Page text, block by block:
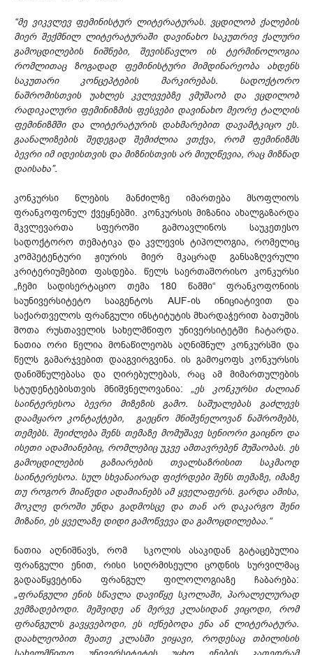
“მე ვიკვლევ ფემინისტურ ლიტერატურას. ვცდილობ ქალების
მიერ შექმნილ ლიტერატურაში დავინახო საკუთრივ ქალური
გამოცდილების ნიშნები, შევისწავლო ის ტერმინოლოგია
რომლითაც ზოგადად ფემინისტური მიმდინარეობა ახდენს
საკუთარი კონცეპტების მარკირებას. სადოქტორო
ნაშრომისთვის უახლეს კვლევებზე ვმუშაობ და ვცდილობ
რადიკალური ფემინიზმის ფესვები დავინახო მეორე ტალღის
ფემინიზმში და ლიტერატურის დახმარებით დავამტკიცო ეს.
გაანალიზების შედეგად შემიძლია ვთქვა, რომ ფემინიზმს
ბევრი იმ იდეისთვის და მიზნისთვის არ მიუღწევია, რაც მიზნად
დაისახა”.
კონკურსი წლების მანძილზე იმართება მსოფლიოს
ფრანკოფონულ ქვეყნებში. კონკურსის მიზანია ახალგაზარდა
მკვლევართა სფეროში გამოავლინოს საუკეთესო
სადოქტორო თემატიკა და კვლევის ტიპოლოგია, რომელიც
კომპეტენტური ჟიურის მიერ მკაცრად განსაზღვრული
კრიტერიუმებით ფასდება. წელს საერთაშორისო კონკურსი
„ჩემი სადისერტაციო თემა 180 წამში“ ფრანკოფონიის
საუნივერსიტეტო სააგენტოს AUF-ის ინიციატივით და
საქართველოს ფრანგული ინსტიტუტის მხარდაჭერით ბათუმის
შოთა რუსთაველის სახელმწიფო უნივერსიტეტში ჩატარდა.
ნათია ორი წელია მონაწილეობს აღნიშნულ კონკურსში და
წელს გამარჯვებით დააგვირგვინა. ის გამოყოფს კონკურსის
დანიშნულებასა და ღირებულებას, რაც ამ მიმართულების
სტუდენტებისთვის მნიშვნელოვანია: „ეს კონკურსი ძალიან
საინტერესოა ბევრი მიზეზის გამო. საშუალებას გაძლევს
დაამყარო კონტაქტები, გაეცნო მნიშვნელოვან ნაშრომებს,
თემებს. შეიძლება შენს თემაზე მომუშავე სენიორი გაიცნო და
ისეთი ადამიანებიც, რომლებიც უკვე ამთავრებენ მუშაობას. ეს
გამოცდილების გაზიარების თვალსაზრისით საკმაოდ
საინტერესოა. სულ სხვანაირად ფიქრდები შენს თემაზე, იმაზე
თუ როგორ მიაწვდი ადამიანებს ამ ყველაფერს. გარდა ამისა,
მოკლე დროში უნდა გადმოსცე და თან არ დაკარგო შენი
მიზანი, ეს ყველაზე დიდი გამოწვევა და გამოცდილებაა.“
ნათია აღნიშნავს, რომ სკოლის ასაკიდან გატაცებულია
ფრანგული ენით, რისი სიღრმისეული ცოდნის სურვილმაც
გადააწყვეტინა ფრანგულ ფილოლოგიაზე ჩაბარება:
„ფრანგული ენის სწავლა დავიწყე სკოლაში, პარალელურად
ვემზადებოდი. მეშვიდე ან მერვე კლასიდან ვიცოდი, რომ
ფრანგულს გავყვებოდი, ეს იქნებოდა ენა ან ლიტერატურა.
დაახლეობით მეათე კლასში ვიყავი, როდესაც თბილისის